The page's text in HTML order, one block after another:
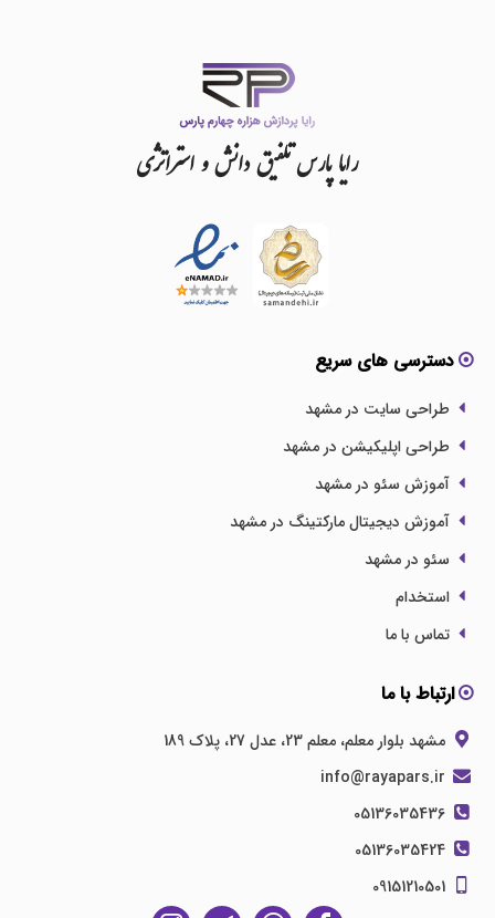
رایاپارستلفیقدانشواستراتژی
دسترسی های سریع
طراحی سایت در مشهد
طراحی اپلیکیشن در مشهد
آموزش سئو در مشهد
آموزش دیجیتال مارکتینگ در مشهد
سئو در مشهد
استخدام
تماس با ما
ارتباط با ما
مشهد بلوار معلم، معلم 23، عدل 27، پلاک 189
05136035436
05136035424
09151210501